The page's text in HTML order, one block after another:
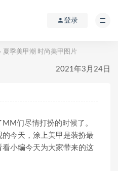
登录
夏季美甲潮 时尚美甲图片
2021年3月24日
们尽情打扮的时候了。
今天，涂上美甲是装扮最
小编今天为大家带来的这